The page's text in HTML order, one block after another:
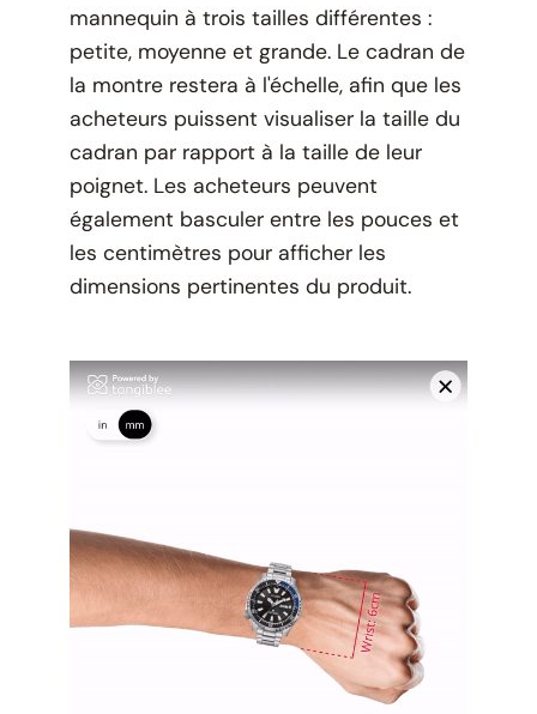
mannequin à trois tailles différentes :
petite, moyenne et grande. Le cadran de
la montre restera à l'échelle, afin que les
acheteurs puissent visualiser la taille du
cadran par rapport à la taille de leur
poignet. Les acheteurs peuvent
également basculer entre les pouces et
les centimètres pour afficher les
dimensions pertinentes du produit.